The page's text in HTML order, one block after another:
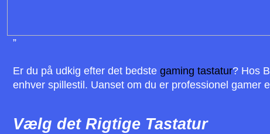
”
Er du på udkig efter det bedste gaming tastatur? Hos
enhver spillestil. Uanset om du er professionel gamer
Vælg det Rigtige Tastatur